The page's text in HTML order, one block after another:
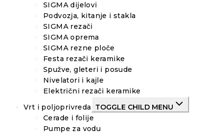
SIGMA dijelovi
Podvozja, kitanje i stakla
SIGMA rezači
SIGMA oprema
SIGMA rezne ploče
Festa rezači keramike
Spužve, gleteri i posude
Nivelatori i kajle
Električni rezači keramike
Vrt i poljoprivreda
TOGGLE CHILD MENU
Cerade i folije
Pumpe za vodu